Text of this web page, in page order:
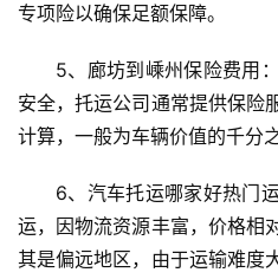
专项险以确保足额保障。
5、廊坊到嵊州保险费用
安全，托运公司通常提供保险
计算，一般为车辆价值的千分
6、汽车托运哪家好热门
运，因物流资源丰富，价格相
其是偏远地区，由于运输难度